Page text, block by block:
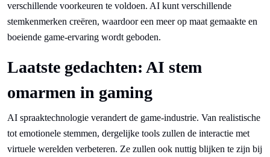
verschillende voorkeuren te voldoen. AI kunt verschillende
stemkenmerken creëren, waardoor een meer op maat gemaakte en
boeiende game-ervaring wordt geboden.
Laatste gedachten: AI stem
omarmen in gaming
AI spraaktechnologie verandert de game-industrie. Van realistische
tot emotionele stemmen, dergelijke tools zullen de interactie met
virtuele werelden verbeteren. Ze zullen ook nuttig blijken te zijn bij